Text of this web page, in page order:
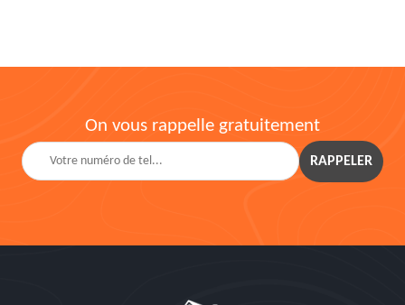
On vous rappelle gratuitement